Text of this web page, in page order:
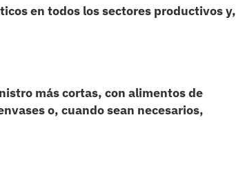
en todos los sectores productivos y,
más cortas, con alimentos de
o, cuando sean necesarios,